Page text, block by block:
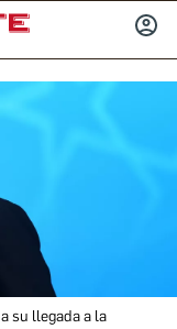
su llegada a la